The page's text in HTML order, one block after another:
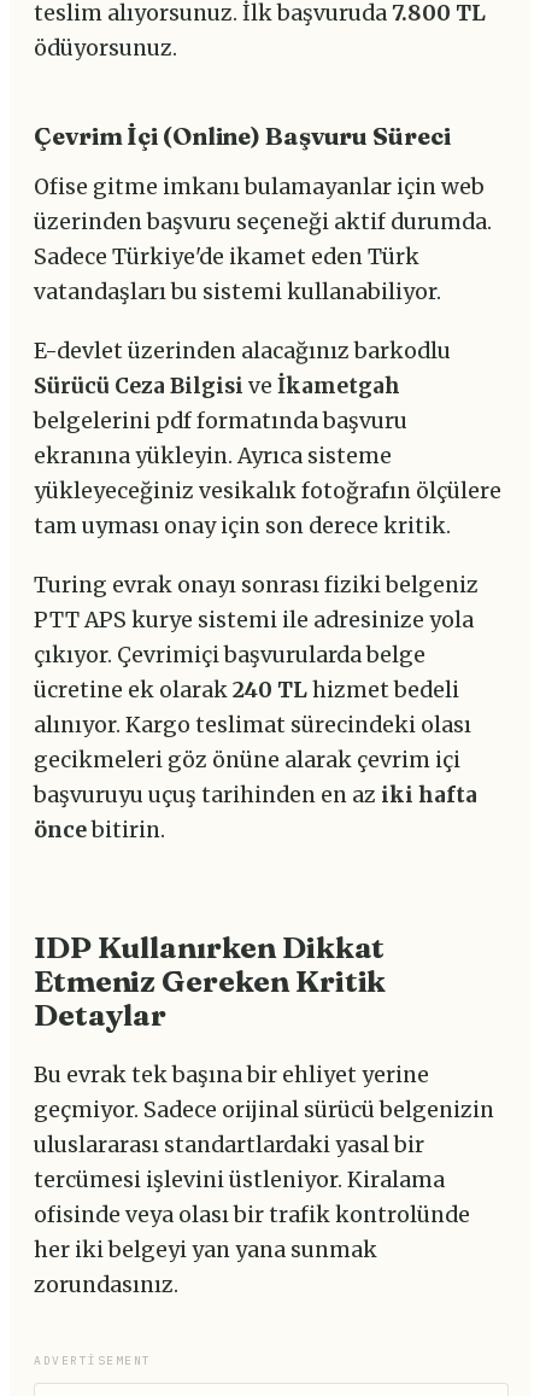
teslim alıyorsunuz. İlk başvuruda7.800 TL
ödüyorsunuz.
Çevrim İçi (Online) Başvuru Süreci
Ofise gitme imkanı bulamayanlar için web
üzerinden başvuru seçeneği aktif durumda.
Sadece Türkiye'de ikamet eden Türk
vatandaşları bu sistemi kullanabiliyor.
E-devlet üzerinden alacağınız barkodlu
Sürücü Ceza Bilgisi ve İkametgah
belgelerini pdf formatında başvuru
ekranına yükleyin. Ayrıca sisteme
yükleyeceğiniz vesikalık fotoğrafın ölçülere
tam uyması onay için son derece kritik.
Turing evrak onayı sonrası fiziki belgeniz
PTT APS kurye sistemi ile adresinize yola
çıkıyor. Çevrimiçi başvurularda belge
ücretine ek olarak240 TLhizmet bedeli
alınıyor. Kargo teslimat sürecindeki olası
gecikmeleri göz önüne alarak çevrim içi
başvuruyu uçuş tarihinden en az iki hafta
öncebitirin.
IDP Kullanırken Dikkat
Etmeniz Gereken Kritik
Detaylar
Bu evrak tek başına bir ehliyet yerine
geçmiyor. Sadece orijinal sürücü belgenizin
uluslararası standartlardaki yasal bir
tercümesi işlevini üstleniyor. Kiralama
ofisinde veya olası bir trafik kontrolünde
her iki belgeyi yan yana sunmak
zorundasınız.
ADVERTISEMENT